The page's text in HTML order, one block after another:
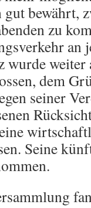
bewährt,
zu
an
dem
seiner
Seine